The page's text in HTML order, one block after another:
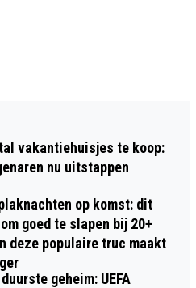
vakantiehuisjes te koop:
nu uitstappen
op komst: dit
goed te slapen bij 20+
deze populaire truc maakt
geheim: UEFA